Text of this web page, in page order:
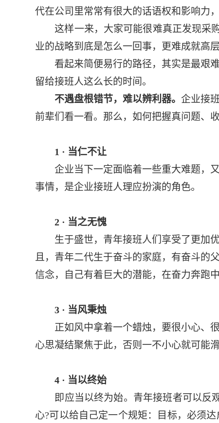
代在公司里常常有很大的话语权和影响力
这样一来，大家可能很难真正发现采购
业的战略到底是怎么一回事，更难成就高
看起来简便易行的路径，其实是最艰难
留给接班人这么长的时间。
不遇盘根错节，难以辨利器。 企业接
前辈们看一看。那么，如何把握真问题、
1 · 当仁不让
企业当下一定面临着一些重大难题，又
事情，是企业接班人理应扮演的角色。
2 · 当之无愧
生于盛世，青年接班人们享受了更加优
且，青年二代生于奋斗的家庭，有奋斗的
信念，自己有着巨大的潜能，在奋力奔跑
3 · 当风秉烛
正如风中拿着一个蜡烛，要很小心、很
心思凝结聚焦于此，否则一不小心就可能滑
4 · 当以终始
即应当以终为始。青年接班者可以反观
心?可以给自己定一个规矩：目标，必须